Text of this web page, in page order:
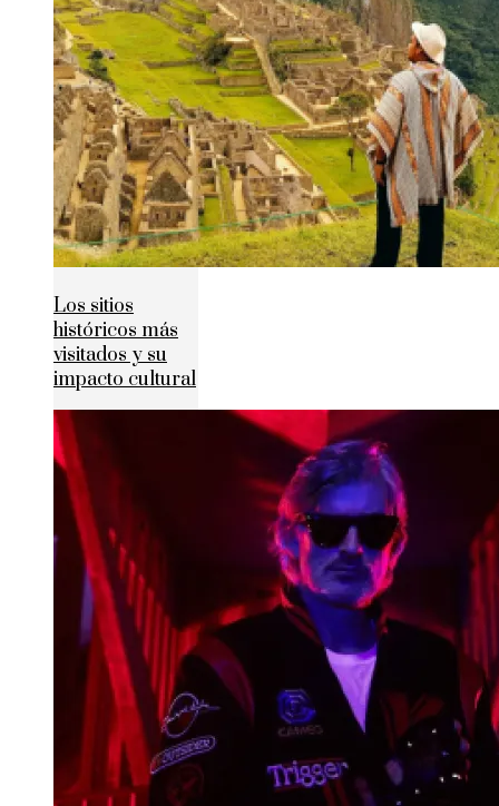
Los sitios
históricos más
visitados y su
impacto cultural